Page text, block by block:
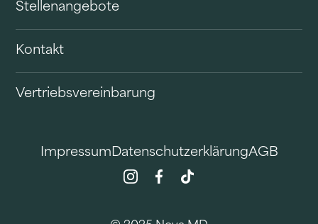
Stellenangebote
Kontakt
Vertriebsvereinbarung
ImpressumDatenschutzerklärungAGB